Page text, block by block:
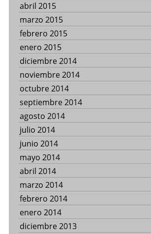
abril 2015
marzo 2015
febrero 2015
enero 2015
diciembre 2014
noviembre 2014
octubre 2014
septiembre 2014
agosto 2014
julio 2014
junio 2014
mayo 2014
abril 2014
marzo 2014
febrero 2014
enero 2014
diciembre 2013